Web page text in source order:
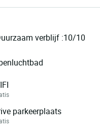
verblijf :10/10
parkeerplaats